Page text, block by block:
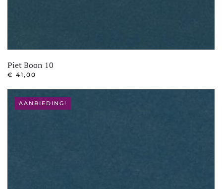
Piet Boon 10
€ 41,00
AANBIEDING!